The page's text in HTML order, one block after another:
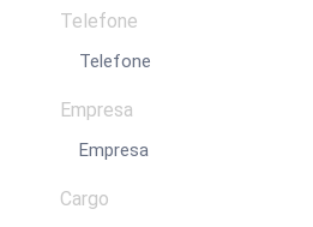
Telefone
Empresa
Cargo